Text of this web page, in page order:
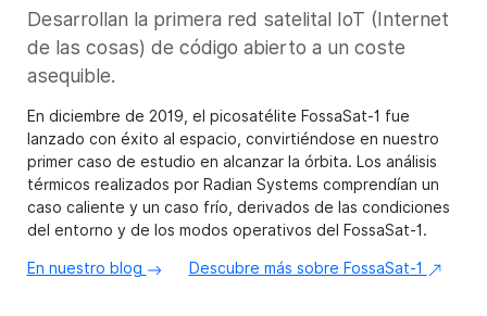
Desarrollan la primera red satelital IoT (Internet
de las cosas) de código abierto a un coste
asequible.
En diciembre de 2019, el picosatélite FossaSat-1 fue
lanzado con éxito al espacio, convirtiéndose en nuestro
primer caso de estudio en alcanzar la órbita. Los análisis
térmicos realizados por Radian Systems comprendían un
caso caliente y un caso frío, derivados de las condiciones
del entorno y de los modos operativos del FossaSat-1.
En nuestro blog Descubre más sobre FossaSat-1